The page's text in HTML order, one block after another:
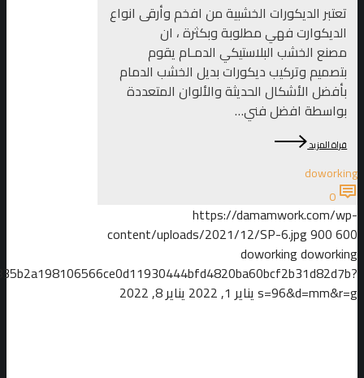
تعتبر الديكورات الخشبية من افخم وأرقى انواع
الديكوارت فهي مطلوبة وبكثرة ، ان
مصنع الخشب البلاستيكي الدمـام يقوم
بتصميم وتركيب ديكورات بديل الخشب الدمام
بأفضل الأشكال الحديثة والألوان المتعددة
بواسطة افضل فني…
قراة المزيد
doworking
0
https://damamwork.com/wp-
content/uploads/2021/12/SP-6.jpg900600
doworkingdoworking
s=96&d=mm&r=gيناير 1, 2022 يناير 8, 2022